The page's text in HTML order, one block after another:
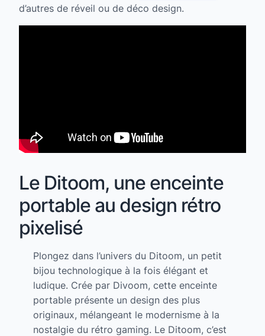
d’autres de réveil ou de déco design.
Le Ditoom, une enceinte
portable au design rétro
pixelisé
Plongez dans l’univers du Ditoom, un petit
bijou technologique à la fois élégant et
ludique. Crée par Divoom, cette enceinte
portable présente un design des plus
originaux, mélangeant le modernisme à la
nostalgie du rétro gaming. Le Ditoom, c’est